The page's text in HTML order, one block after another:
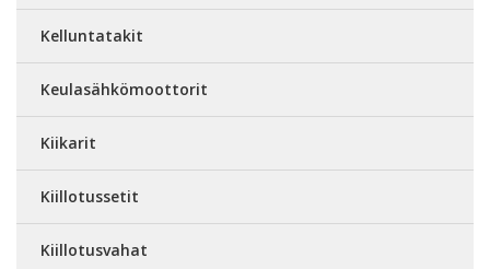
Kelluntatakit
Keulasähkömoottorit
Kiikarit
Kiillotussetit
Kiillotusvahat